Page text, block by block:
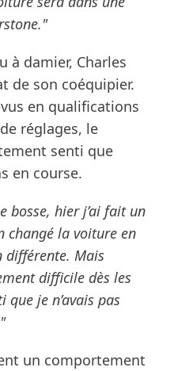
à damier, Charles
de son coéquipier.
en qualifications
réglages, le
senti que
en course.
bosse, hier j’ai fait un
changé la voiture en
différente. Mais
difficile dès les
que je n’avais pas
un comportement